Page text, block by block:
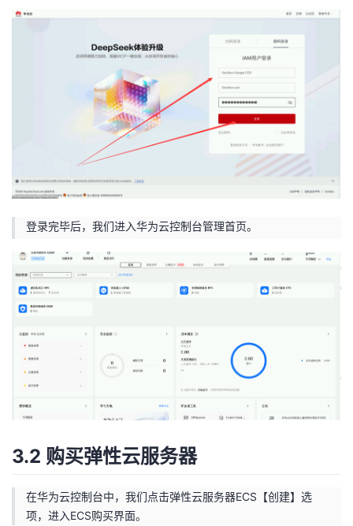
登录完毕后，我们进入华为云控制台管理首页。
3.2 购买弹性云服务器
在华为云控制台中，我们点击弹性云服务器ECS【创建】选
项，进入ECS购买界面。